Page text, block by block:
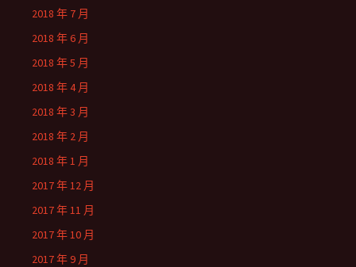
2018 年 7 月
2018 年 6 月
2018 年 5 月
2018 年 4 月
2018 年 3 月
2018 年 2 月
2018 年 1 月
2017 年 12 月
2017 年 11 月
2017 年 10 月
2017 年 9 月